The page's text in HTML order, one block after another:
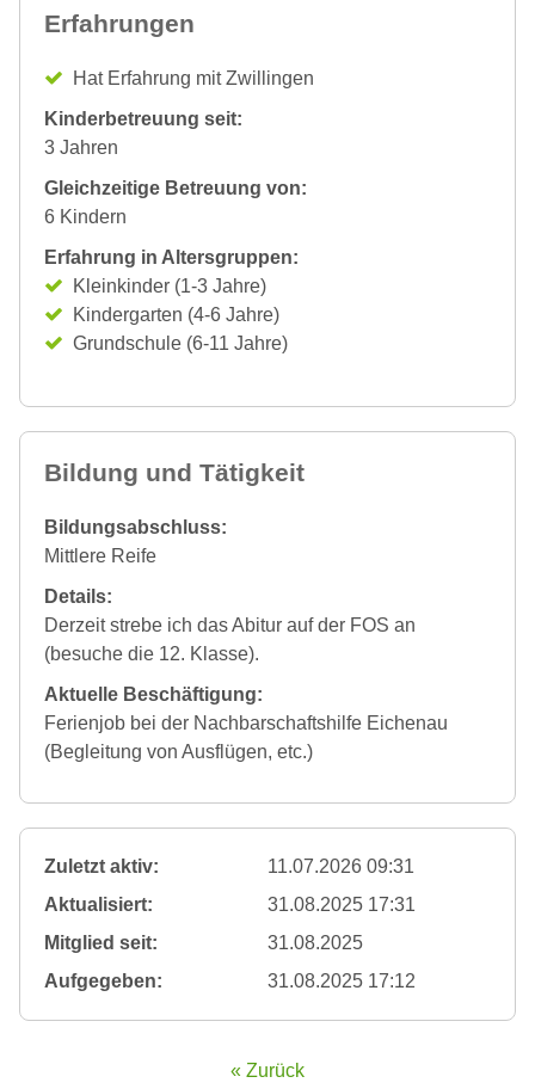
Erfahrungen
Hat Erfahrung mit Zwillingen
Kinderbetreuung seit:
3 Jahren
Gleichzeitige Betreuung von:
6 Kindern
Erfahrung in Altersgruppen:
Kleinkinder (1-3 Jahre)
Kindergarten (4-6 Jahre)
Grundschule (6-11 Jahre)
Bildung und Tätigkeit
Bildungsabschluss:
Mittlere Reife
Details:
Derzeit strebe ich das Abitur auf der FOS an
(besuche die 12. Klasse).
Aktuelle Beschäftigung:
Ferienjob bei der Nachbarschaftshilfe Eichenau
(Begleitung von Ausflügen, etc.)
Zuletzt aktiv:
11.07.2026 09:31
Aktualisiert:
31.08.2025 17:31
Mitglied seit:
31.08.2025
Aufgegeben:
31.08.2025 17:12
« Zurück